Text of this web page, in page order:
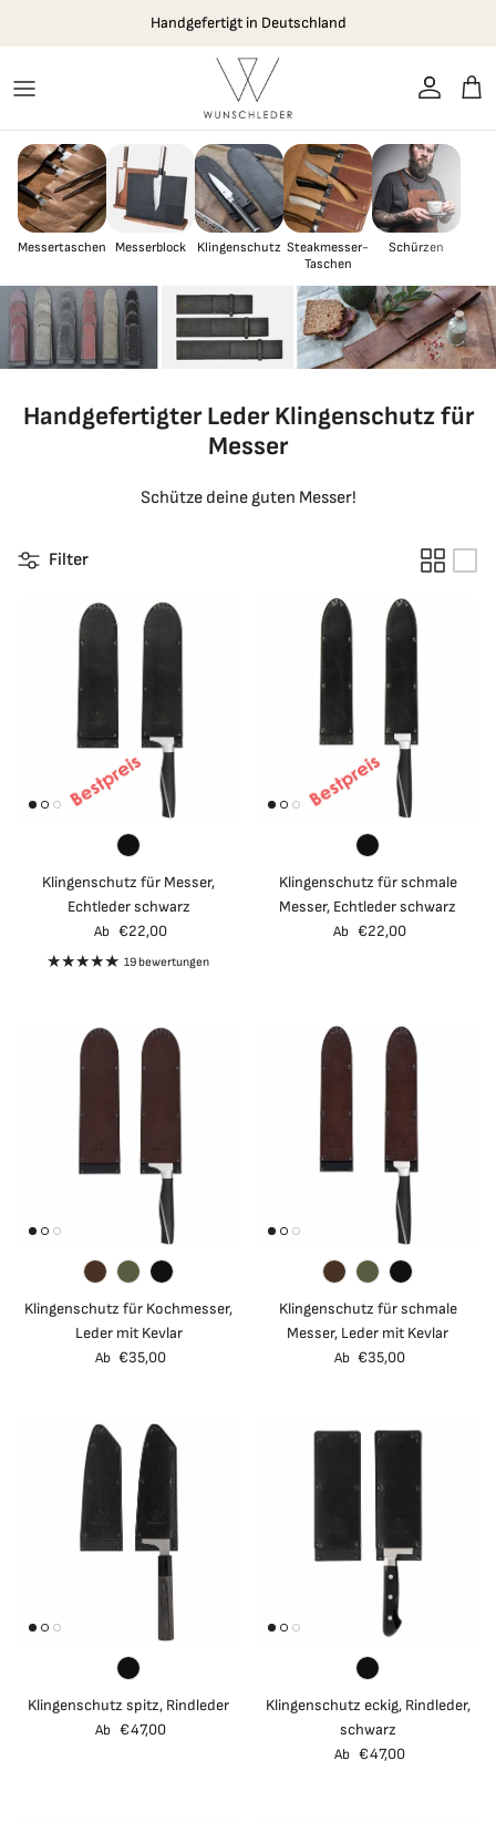
Handgefertigt in Deutschland
Konto
Messertaschen Messerblock Klingenschutz Steakmesser-
Taschen
Schürzen
Handgefertigter Leder Klingenschutz für
Messer
Schütze deine guten Messer!
Filter
Klingenschutz für Messer,
Echtleder schwarz
Normaler Preis
Ab €22,00
19 bewertungen
Klingenschutz für schmale
Messer, Echtleder schwarz
Normaler Preis
Ab €22,00
Klingenschutz für Kochmesser,
Leder mit Kevlar
Normaler Preis
Ab €35,00
Klingenschutz für schmale
Messer, Leder mit Kevlar
Normaler Preis
Ab €35,00
Klingenschutz spitz, Rindleder
Normaler Preis
Ab €47,00
Klingenschutz eckig, Rindleder,
schwarz
Normaler Preis
Ab €47,00